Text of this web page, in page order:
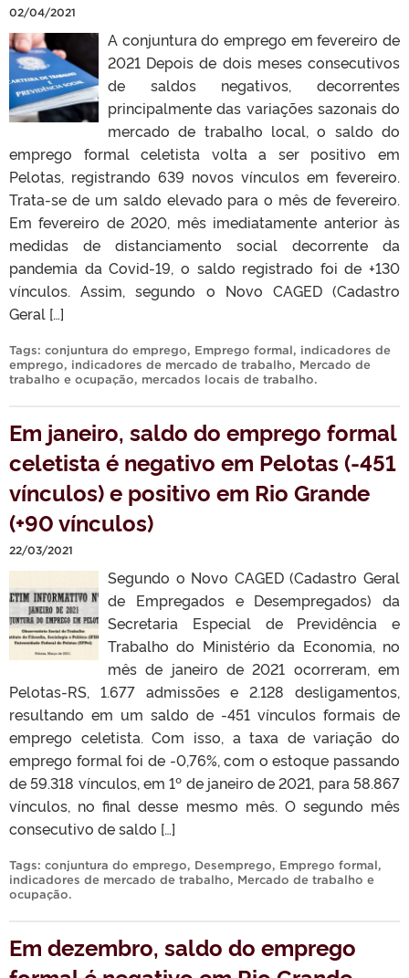
02/04/2021
A conjuntura do emprego em fevereiro de
2021 Depois de dois meses consecutivos
de saldos negativos, decorrentes
principalmente das variações sazonais do
mercado de trabalho local, o saldo do
emprego formal celetista volta a ser positivo em
Pelotas, registrando 639 novos vínculos em fevereiro.
Trata-se de um saldo elevado para o mês de fevereiro.
Em fevereiro de 2020, mês imediatamente anterior às
medidas de distanciamento social decorrente da
pandemia da Covid-19, o saldo registrado foi de +130
vínculos. Assim, segundo o Novo CAGED (Cadastro
Geral […]
Tags: conjuntura do emprego, Emprego formal, indicadores de
emprego, indicadores de mercado de trabalho, Mercado de
trabalho e ocupação, mercados locais de trabalho.
Em janeiro, saldo do emprego formal
celetista é negativo em Pelotas (-451
vínculos) e positivo em Rio Grande
(+90 vínculos)
22/03/2021
Segundo o Novo CAGED (Cadastro Geral
de Empregados e Desempregados) da
Secretaria Especial de Previdência e
Trabalho do Ministério da Economia, no
mês de janeiro de 2021 ocorreram, em
Pelotas-RS, 1.677 admissões e 2.128 desligamentos,
resultando em um saldo de -451 vínculos formais de
emprego celetista. Com isso, a taxa de variação do
emprego formal foi de -0,76%, com o estoque passando
de 59.318 vínculos, em 1º de janeiro de 2021, para 58.867
vínculos, no final desse mesmo mês. O segundo mês
consecutivo de saldo […]
Tags: conjuntura do emprego, Desemprego, Emprego formal,
indicadores de mercado de trabalho, Mercado de trabalho e
ocupação.
Em dezembro, saldo do emprego